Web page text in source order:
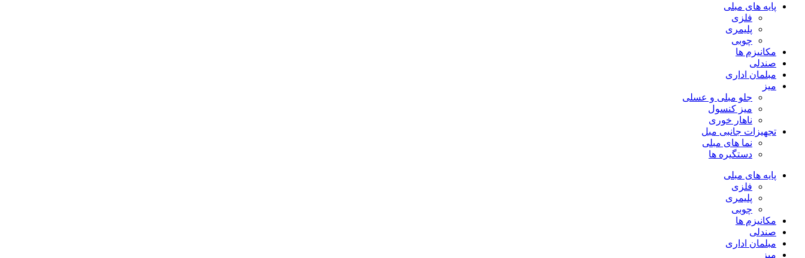
پایه های مبلی
فلزی
پلیمری
چوبی
مکانیزم ها
صندلی
مبلمان اداری
میز
جلو مبلی و عسلی
میز کنسول
ناهار خوری
تجهیزات جانبی مبل
نما های مبلی
دستگیره ها
پایه های مبلی
فلزی
پلیمری
چوبی
مکانیزم ها
صندلی
مبلمان اداری
میز